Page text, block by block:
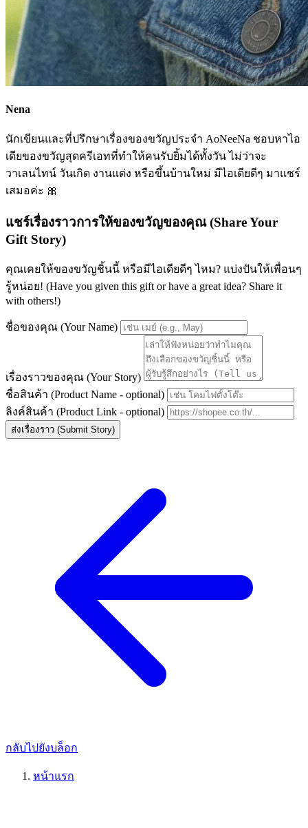
Nena
นักเขียนและที่ปรึกษาเรื่องของขวัญประจำ AoNeeNa ชอบหาไอ
เดียของขวัญสุดครีเอทที่ทำให้คนรับยิ้มได้ทั้งวัน ไม่ว่าจะ
วาเลนไทน์ วันเกิด งานแต่ง หรือขึ้นบ้านใหม่ มีไอเดียดีๆ มาแชร์
เสมอค่ะ 🎀
แชร์เรื่องราวการให้ของขวัญของคุณ (Share Your
Gift Story)
คุณเคยให้ของขวัญชิ้นนี้ หรือมีไอเดียดีๆ ไหม? แบ่งปันให้เพื่อนๆ
รู้หน่อย! (Have you given this gift or have a great idea? Share it
with others!)
ชื่อของคุณ (Your Name)
เรื่องราวของคุณ (Your Story)
ชื่อสินค้า (Product Name - optional)
ลิงค์สินค้า (Product Link - optional)
ส่งเรื่องราว (Submit Story)
กลับไปยังบล็อก
หน้าแรก